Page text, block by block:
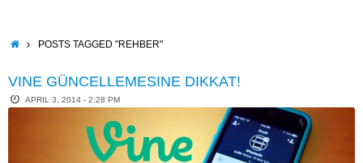
contentHOMEPOSTS TAGGED "REHBER"
VINE GÜNCELLEMESINE DIKKAT!
APRIL 3, 2014 - 2:28 PM